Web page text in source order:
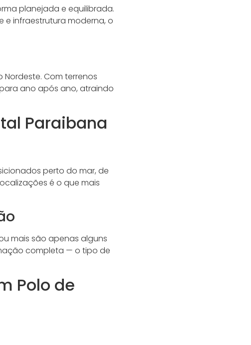
planejada e equilibrada.
infraestrutura moderna, o
Com terrenos
ano após ano, atraindo
Paraibana
perto do mar, de
é o que mais
mais são apenas alguns
completa — o tipo de
Polo de